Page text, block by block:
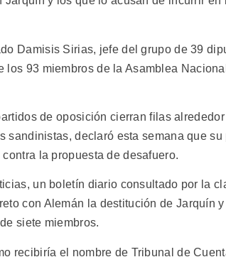
Damisis Sirias, jefe del grupo de 39
los 93 miembros de la Asamblea
de oposición cierran filas
sandinistas, declaró esta semana que
la propuesta de desafuero.
un boletín diario consultado por la
con Alemán la destitución de Jarquín
siete miembros.
recibiría el nombre de Tribunal de